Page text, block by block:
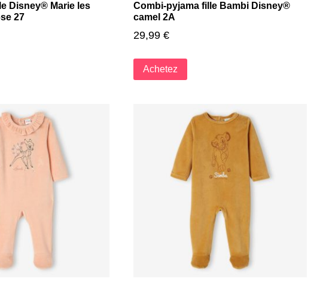
Disney® Marie les
27
Combi-pyjama fille Bambi Disney®
camel 2A
29,99 €
Achetez